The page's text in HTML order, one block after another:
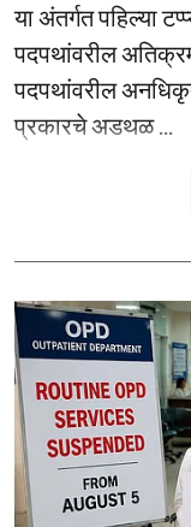
या अंतर्गत पहिल्या
पदपथांवरील
पदपथांवरील
प्रकारचे अडथळ ...